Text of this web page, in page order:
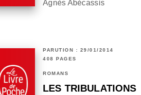
Agnès Abécassis
PARUTION : 29/01/2014
408 PAGES
ROMANS
LES TRIBULATIONS